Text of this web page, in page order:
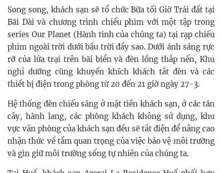
Song song, khách sạn sẽ tổ chức Bữa tối Giờ Trái đất tại
Bãi Dài và chương trình chiếu phim với một tập trong
series Our Planet (Hành tinh của chúng ta) tại rạp chiếu
phim ngoài trời dưới bầu trời đầy sao. Dưới ánh sáng rực
rỡ của lửa trại trên bãi biển và đèn lồng thắp nến, Khu
nghỉ dưỡng cũng khuyến khích khách tắt đèn và các
thiết bị điện trong phòng từ 20 đến 21 giờ ngày 27-3.
Hệ thống đèn chiếu sáng ở mặt tiền khách sạn, ở các tán
cây, hành lang, các phòng khách không sử dụng, khu
vực văn phòng của khách sạn đều sẽ tắt điện để nâng cao
nhận thức về tầm quan trọng của việc bảo vệ môi trường
và gìn giữ môi trường sống tự nhiên của chúng ta.